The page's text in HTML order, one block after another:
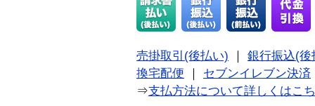
売掛取引(後払い)
銀行振込(後
換宅配便
セブンイレブン決済
⇒支払方法について詳しくはこ